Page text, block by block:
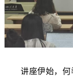
讲座伊始，